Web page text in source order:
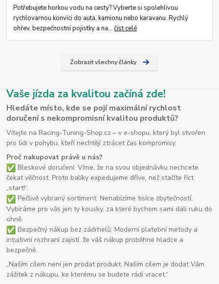
Potřebujete horkou vodu na cesty? Vyberte si spolehlivou
rychlovarnou konvici do auta, kamionu nebo karavanu. Rychlý
ohřev, bezpečnostní pojistky a na...číst celé
Zobrazit všechny články
Vaše jízda za kvalitou začíná zde!
Hledáte místo, kde se pojí maximální rychlost
doručení s nekompromisní kvalitou produktů?
Vítejte na Racing-Tuning-Shop.cz – v e-shopu, který byl stvořen
pro lidi v pohybu, kteří nechtějí ztrácet čas kompromisy.
Proč nakupovat právě u nás?
Bleskové doručení: Víme, že na svou objednávku nechcete
čekat věčnost. Proto balíky expedujeme dříve, než stačíte říct
„start!“.
Pečlivě vybraný sortiment: Nenabízíme tisíce zbytečností.
Vybíráme pro vás jen ty kousky, za které bychom sami dali ruku do
ohně.
Bezpečný nákup bez zádrhelů: Moderní platební metody a
intuitivní rozhraní zajistí, že váš nákup proběhne hladce a
bezpečně.
„Naším cílem není jen prodat produkt. Naším cílem je dodat Vám
zážitek z nákupu, ke kterému se budete rádi vracet.“